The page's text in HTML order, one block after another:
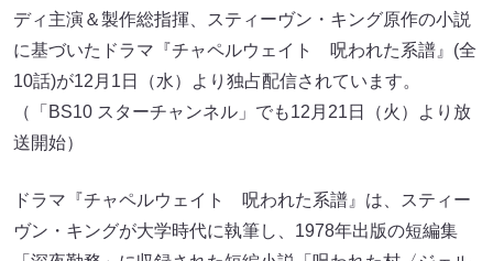
ディ主演＆製作総指揮、スティーヴン・キング原作の小説
に基づいたドラマ『チャペルウェイト 呪われた系譜』(全
10話)が12月1日（水）より独占配信されています。
（「BS10 スターチャンネル」でも12月21日（火）より放
送開始）
ドラマ『チャペルウェイト 呪われた系譜』は、スティー
ヴン・キングが大学時代に執筆し、1978年出版の短編集